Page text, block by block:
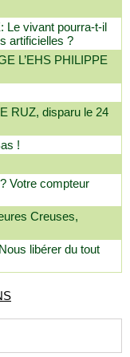
Le vivant pourra-t-il
artificielles ?
L’EHS PHILIPPE
RUZ, disparu le 24
!
Votre compteur
Creuses,
libérer du tout